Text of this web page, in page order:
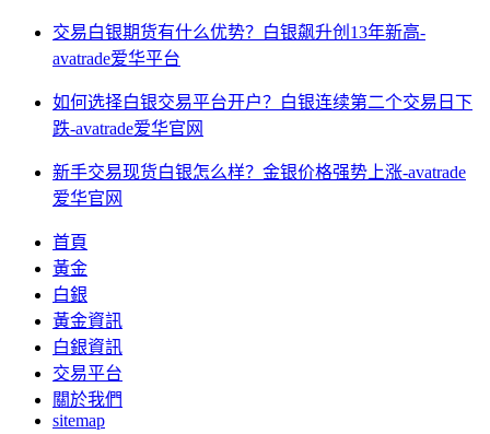
交易白银期货有什么优势？白银飙升创13年新高-
avatrade爱华平台
如何选择白银交易平台开户？白银连续第二个交易日下
跌-avatrade爱华官网
新手交易现货白银怎么样？金银价格强势上涨-avatrade
爱华官网
首頁
黃金
白銀
黃金資訊
白銀資訊
交易平台
關於我們
sitemap